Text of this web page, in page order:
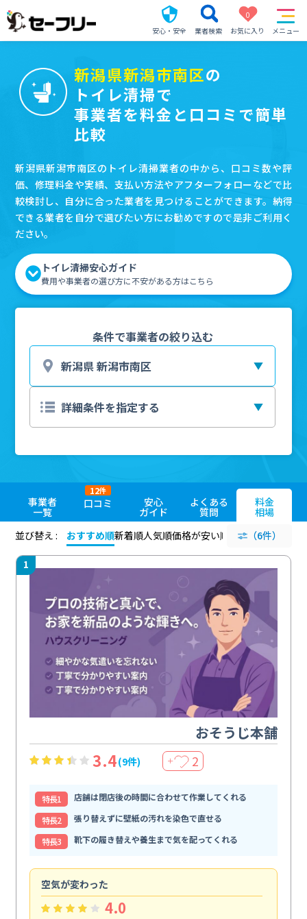
安心・安全 業者検索
0
お気に入り
メニュー
新潟県新潟市南区の
トイレ清掃で
事業者を料金と口コミで簡単
比較
新潟県新潟市南区のトイレ清掃業者の中から、口コミ数や評
価、修理料金や実績、支払い方法やアフターフォローなどで比
較検討し、自分に合った業者を見つけることができます。納得
できる業者を自分で選びたい方にお勧めですので是非ご利用く
ださい。
トイレ清掃安心ガイド
費用や事業者の選び方に不安がある方はこちら
条件で事業者の絞り込む
事業者
一覧
口コミ
12件
安心
ガイド
よくある
質問
料金
相場
並び替え :
おすすめ順新着順人気順価格が安い順 評価が高い順
（6件）
1
おそうじ本舗
3.4(9件) ＋ 2
特⻑1
店舗は閉店後の時間に合わせて作業してくれる
特⻑2
張り替えずに壁紙の汚れを染色で直せる
特⻑3
靴下の履き替えや養生まで気を配ってくれる
空気が変わった
4.0